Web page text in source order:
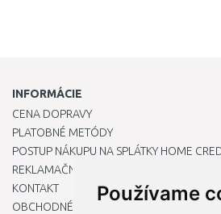
Používame
INFORMÁCIE
CENA DOPRAVY
PLATOBNÉ METÓDY
POSTUP NÁKUPU NA SPLÁTKY HOME
REKLAMAČNÝ PORIADOK
KONTAKT
OBCHODNÉ PODMIENKY